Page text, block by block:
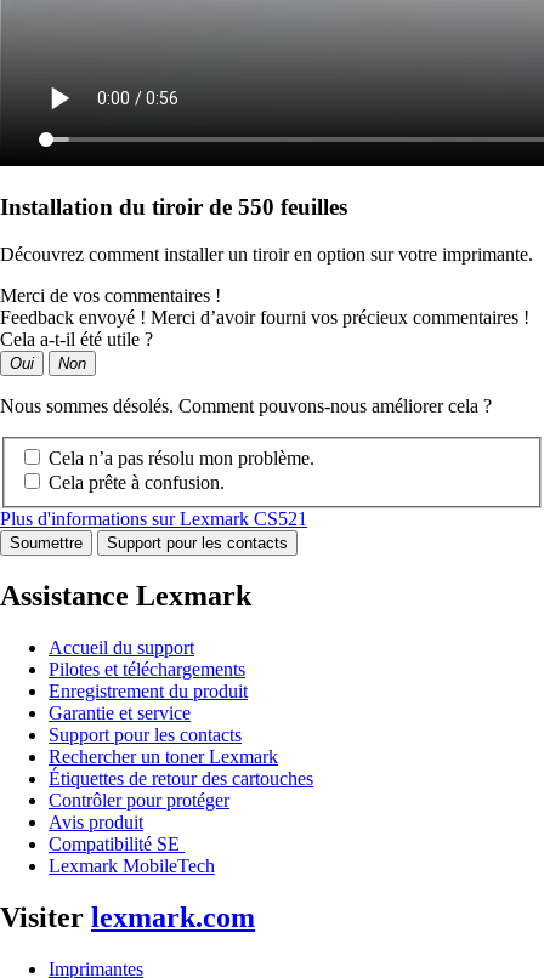
Installation du tiroir de 550 feuilles
Découvrez comment installer un tiroir en option sur votre imprimante.
Merci de vos commentaires !
Feedback envoyé ! Merci d’avoir fourni vos précieux commentaires !
Cela a-t-il été utile ?
Oui Non
Nous sommes désolés. Comment pouvons-nous améliorer cela ?
Cela n’a pas résolu mon problème.
Cela prête à confusion.
Plus d'informations sur Lexmark CS521
Soumettre Support pour les contacts
Assistance Lexmark
Accueil du support
Pilotes et téléchargements
Enregistrement du produit
Garantie et service
Support pour les contacts
Rechercher un toner Lexmark
Étiquettes de retour des cartouches
Contrôler pour protéger
Avis produit
Compatibilité SE
Lexmark MobileTech
Visiter lexmark.com
Imprimantes